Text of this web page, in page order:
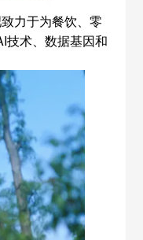
力于为餐饮、零
技术、数据基因和